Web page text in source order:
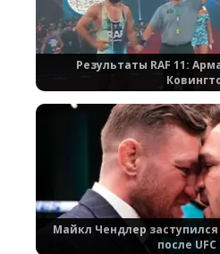
Результаты RAF 11:
Майкл Чендлер
после UFC